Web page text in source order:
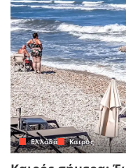
Ελλάδα Καιρός